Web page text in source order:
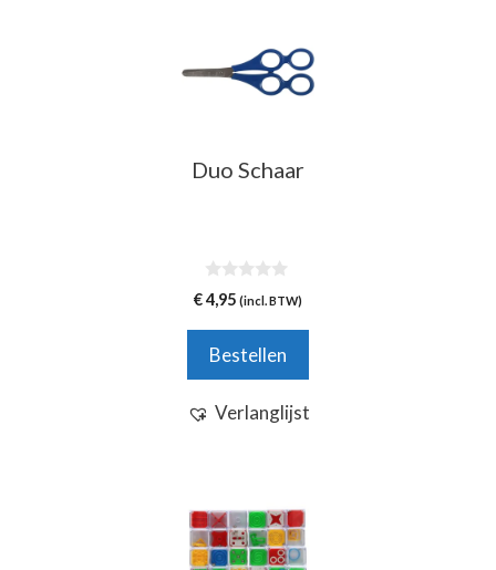
Duo Schaar
0
v
5
€4,95 (incl. BTW)
Bestellen
Verlanglijst